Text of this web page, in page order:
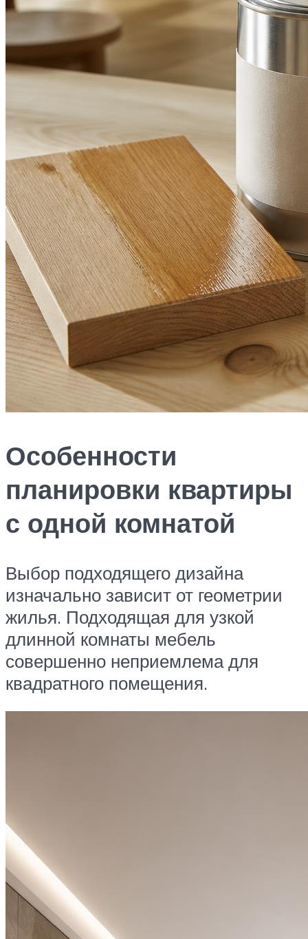
Особенности
планировки квартиры
с одной комнатой
Выбор подходящего дизайна
изначально зависит от геометрии
жилья. Подходящая для узкой
длинной комнаты мебель
совершенно неприемлема для
квадратного помещения.